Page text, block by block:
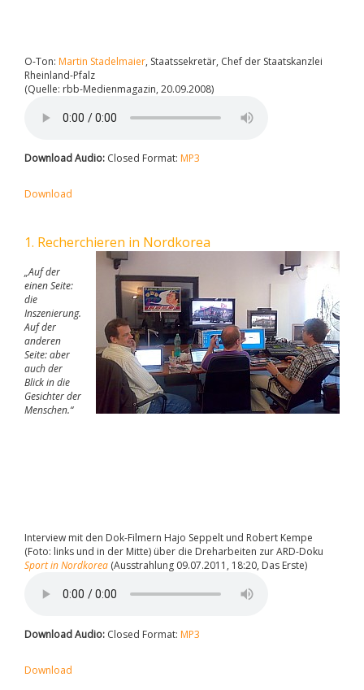
O-Ton: Martin Stadelmaier, Staatssekretär, Chef der Staatskanzlei
Rheinland-Pfalz
(Quelle: rbb-Medienmagazin, 20.09.2008)
Download Audio: Closed Format: MP3
Download
1. Recherchieren in Nordkorea
„Auf der
einen Seite:
die
Inszenierung.
Auf der
anderen
Seite: aber
auch der
Blick in die
Gesichter der
Menschen.“
Interview mit den Dok-Filmern Hajo Seppelt und Robert Kempe
(Foto: links und in der Mitte) über die Dreharbeiten zur ARD-Doku
Sport in Nordkorea (Ausstrahlung 09.07.2011, 18:20, Das Erste)
Download Audio: Closed Format: MP3
Download